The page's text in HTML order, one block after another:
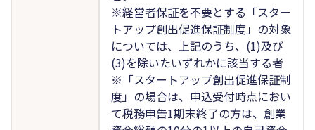
※経営者保証を不要とする「スター
トアップ創出促進保証制度」の対象
については、上記のうち、(1)及び
(3)を除いたいずれかに該当する者
※「スタートアップ創出促進保証制
度」の場合は、申込受付時点におい
て税務申告1期末終了の方は、創業